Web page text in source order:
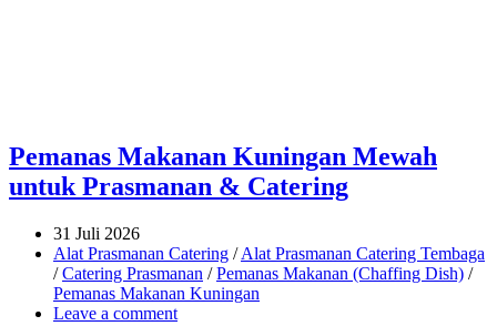
Pemanas Makanan Kuningan Mewah
untuk Prasmanan & Catering
31 Juli 2026
Alat Prasmanan Catering /Alat Prasmanan Catering Tembaga
/Catering Prasmanan /Pemanas Makanan (Chaffing Dish) /
Pemanas Makanan Kuningan
Leave a comment